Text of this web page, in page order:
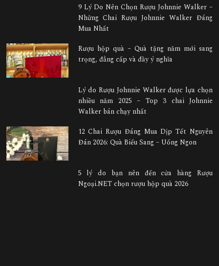
9 Lý Do Nên Chọn Rượu Johnnie Walker –
Những Chai Rượu Johnnie Walker Đáng
Mua Nhất
Rượu hộp quà – Quà tặng năm mới sang
trọng, đẳng cấp và đầy ý nghĩa
Lý do Rượu Johnnie Walker được lựa chọn
nhiều năm 2025 – Top 3 chai Johnnie
Walker bán chạy nhất
12 Chai Rượu Đáng Mua Dịp Tết Nguyên
Đán 2026: Quà Biếu Sang – Uống Ngon
5 lý do bạn nên đến cửa hàng Rượu
Ngoại.NET chọn rượu hộp quà 2026